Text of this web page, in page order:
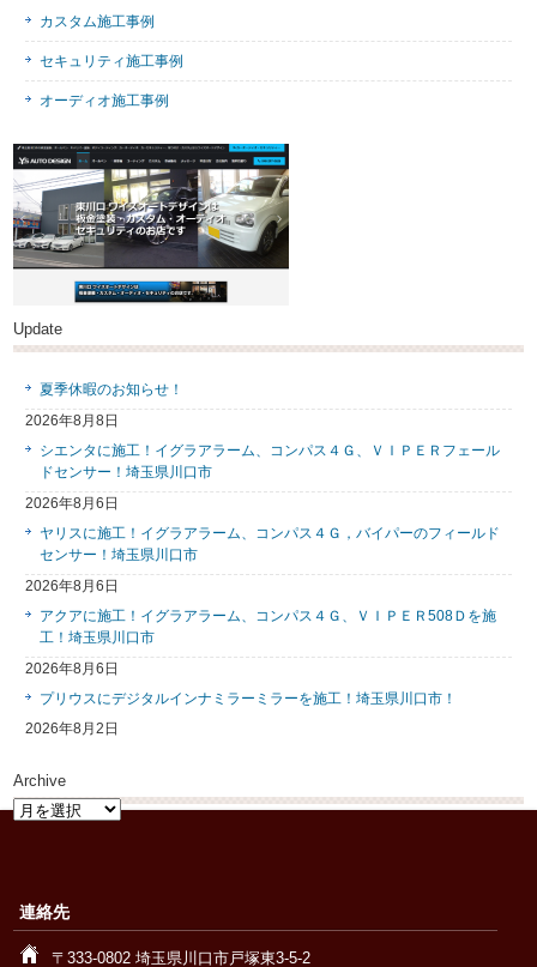
カスタム施工事例
セキュリティ施工事例
オーディオ施工事例
Update
夏季休暇のお知らせ！
2026年8月8日
シエンタに施工！イグラアラーム、コンパス４Ｇ、ＶＩＰＥＲフェール
ドセンサー！埼玉県川口市
2026年8月6日
ヤリスに施工！イグラアラーム、コンパス４Ｇ，バイパーのフィールド
センサー！埼玉県川口市
2026年8月6日
アクアに施工！イグラアラーム、コンパス４Ｇ、ＶＩＰＥＲ508Ｄを施
工！埼玉県川口市
2026年8月6日
プリウスにデジタルインナミラーミラーを施工！埼玉県川口市！
2026年8月2日
Archive
Archive
連絡先
〒333-0802 埼玉県川口市戸塚東3-5-2